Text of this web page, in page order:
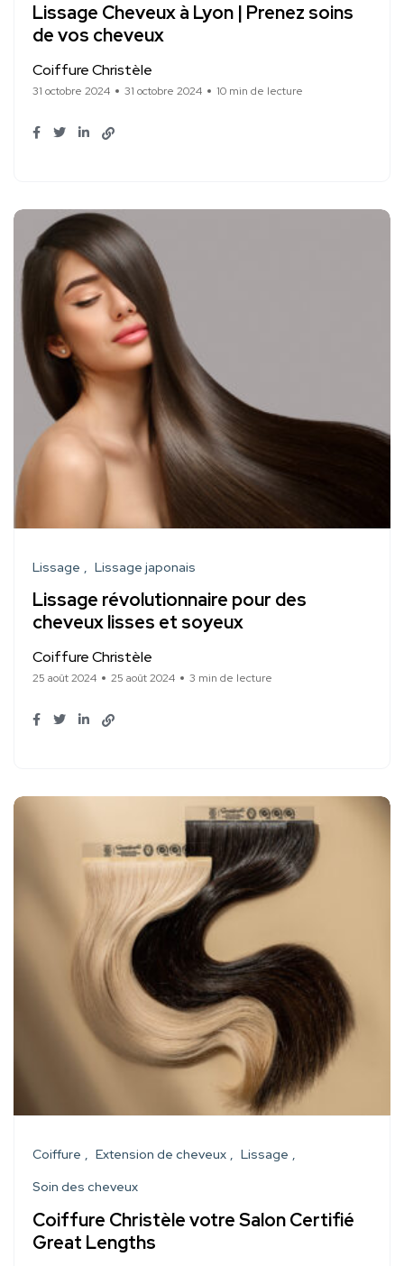
Lissage Cheveux à Lyon | Prenez soins
de vos cheveux
Coiffure Christèle
31 octobre 2024 31 octobre 2024 10 min de lecture
Lissage Lissage japonais
Lissage révolutionnaire pour des
cheveux lisses et soyeux
Coiffure Christèle
25 août 2024 25 août 2024 3 min de lecture
Coiffure Extension de cheveux
Lissage
Soin des cheveux
Coiffure Christèle votre Salon Certifié
Great Lengths